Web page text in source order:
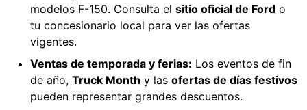
modelos F-150. Consulta el sitio oficial de Ford o
tu concesionario local para ver las ofertas
vigentes.
Ventas de temporada y ferias: Los eventos de fin
de año, Truck Month y las ofertas de días festivos
pueden representar grandes descuentos.